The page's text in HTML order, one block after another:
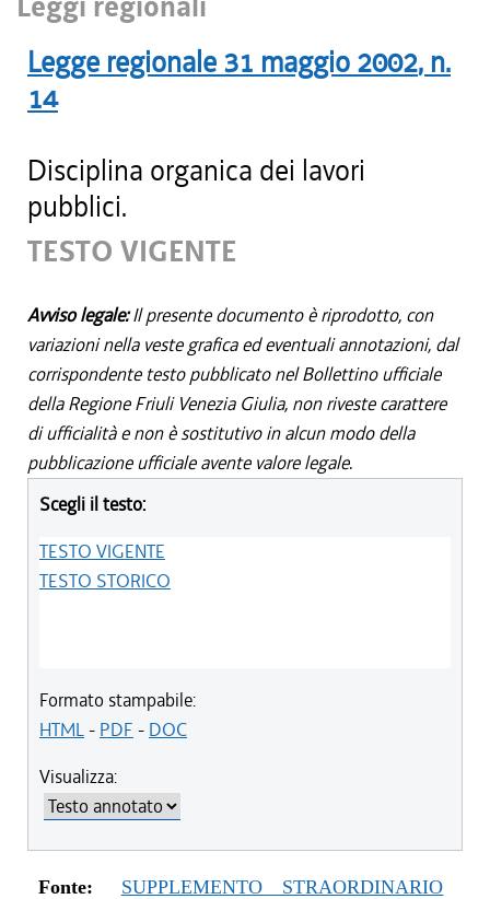
Legge regionale 31 maggio 2002, n.
14
Disciplina organica dei lavori
pubblici.
TESTO VIGENTE
Avviso legale:Il presente documento è riprodotto, con
variazioni nella veste grafica ed eventuali annotazioni, dal
corrispondente testo pubblicato nel Bollettino ufficiale
della Regione Friuli Venezia Giulia, non riveste carattere
di ufficialità e non è sostitutivo in alcun modo della
pubblicazione ufficiale avente valore legale.
Scegli il testo:
TESTO VIGENTE
TESTO STORICO
Formato stampabile:
HTML- PDF - DOC
Visualizza:
Fonte:
SUPPLEMENTO STRAORDINARIO